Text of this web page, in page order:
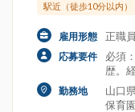
駅近（徒歩10分以内）
雇用形態 正職員
応募要件
必須
歴。
勤務地
山口
保育